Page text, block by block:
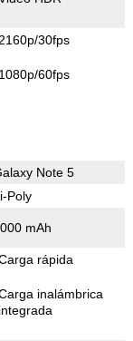
2160p/30fps
1080p/60fps
Note 5
Poly
mAh
rápida
inalámbrica
integrada